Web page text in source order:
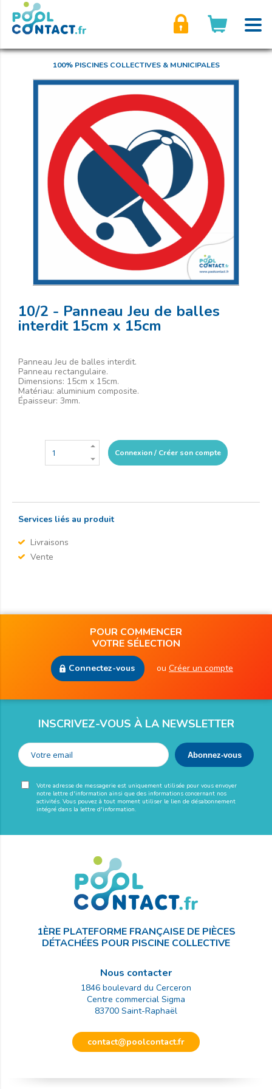
100% PISCINES COLLECTIVES & MUNICIPALES
10/2 - Panneau Jeu de balles
interdit 15cm x 15cm
Panneau Jeu de balles interdit.
Panneau rectangulaire.
Dimensions: 15cm x 15cm.
Matériau: aluminium composite.
Épaisseur: 3mm.
Connexion / Créer son compte
Services liés au produit
Livraisons
Vente
POUR COMMENCER
VOTRE SÉLECTION
Connectez-vous ou Créer un compte
INSCRIVEZ-VOUS À LA NEWSLETTER
Votre adresse de messagerie est uniquement utilisée pour vous envoyer
notre lettre d'information ainsi que des informations concernant nos
activités. Vous pouvez à tout moment utiliser le lien de désabonnement
intégré dans la lettre d'information.
1ÈRE PLATEFORME FRANÇAISE DE PIÈCES
DÉTACHÉES POUR PISCINE COLLECTIVE
Nous contacter
1846 boulevard du Cerceron
Centre commercial Sigma
83700 Saint-Raphaël
contact@poolcontact.fr